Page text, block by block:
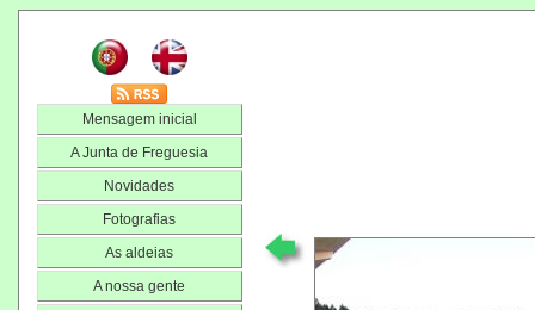
Mensagem inicial
A Junta de Freguesia
Novidades
Fotografias
As aldeias
A nossa gente